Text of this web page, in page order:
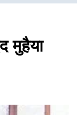
मुहैया